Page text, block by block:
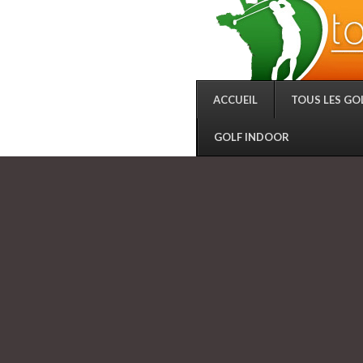
ACCUEIL TOUS LES
GOLF INDOOR